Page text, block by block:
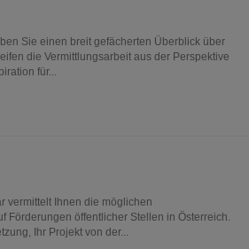
Sie einen breit gefächerten Überblick über
die Vermittlungsarbeit aus der Perspektive
für...
vermittelt Ihnen die möglichen
Förderungen öffentlicher Stellen in Österreich.
Ihr Projekt von der...